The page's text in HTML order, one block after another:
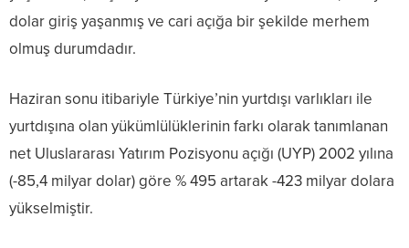
dolar giriş yaşanmış ve cari açığa bir şekilde merhem
olmuş durumdadır.
Haziran sonu itibariyle Türkiye’nin yurtdışı varlıkları ile
yurtdışına olan yükümlülüklerinin farkı olarak tanımlanan
net Uluslararası Yatırım Pozisyonu açığı (UYP) 2002 yılına
(-85,4 milyar dolar) göre % 495 artarak -423 milyar dolara
yükselmiştir.